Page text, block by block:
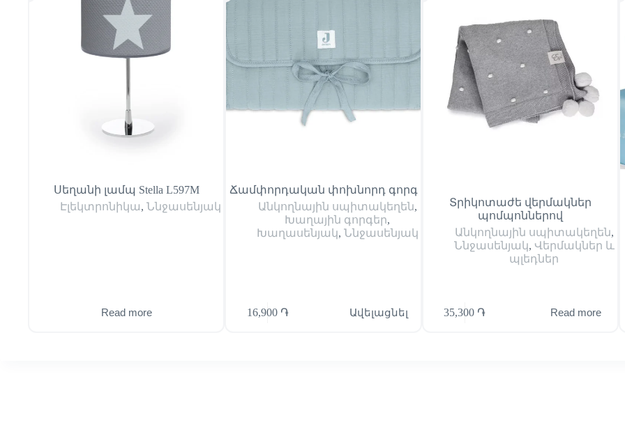
Սեղանի լամպ Stella L597M
Էլեկտրոնիկա, Ննջասենյակ
Read more
Ճամփորդական փոխնորդ գորգ
Անկողնային սպիտակեղեն,
Խաղային գորգեր,
Խաղասենյակ, Ննջասենյակ
16,900 ֏ Ավելացնել
Տրիկոտաժե վերմակներ
պոմպոններով
Անկողնային սպիտակեղեն,
Ննջասենյակ, Վերմակներ և
պլեդներ
35,300 ֏ Read more